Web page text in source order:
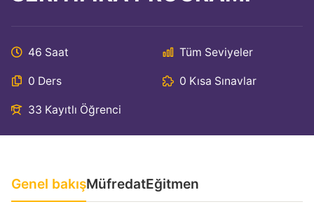
46 Saat Tüm Seviyeler
0 Ders 0 Kısa Sınavlar
33 Kayıtlı Öğrenci
Genel bakışMüfredatEğitmen